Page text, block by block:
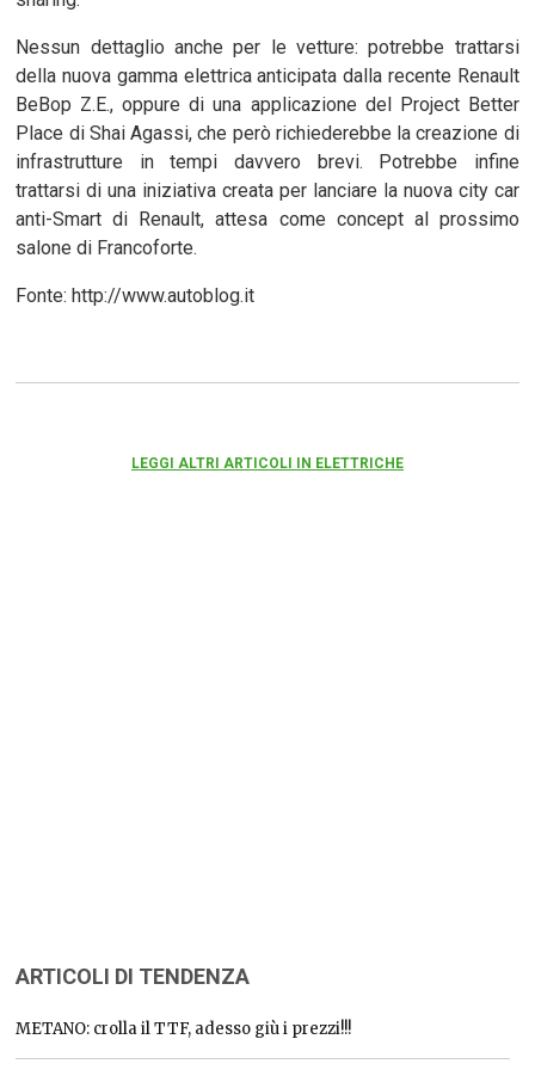
Nessun dettaglio anche per le vetture: potrebbe trattarsi
della nuova gamma elettrica anticipata dalla recente Renault
BeBop Z.E., oppure di una applicazione del Project Better
Place di Shai Agassi, che però richiederebbe la creazione di
infrastrutture in tempi davvero brevi. Potrebbe infine
trattarsi di una iniziativa creata per lanciare la nuova city car
anti-Smart di Renault, attesa come concept al prossimo
salone di Francoforte.
Fonte: http://www.autoblog.it
LEGGI ALTRI ARTICOLI IN ELETTRICHE
ARTICOLI DI TENDENZA
METANO: crolla il TTF, adesso giù i prezzi!!!